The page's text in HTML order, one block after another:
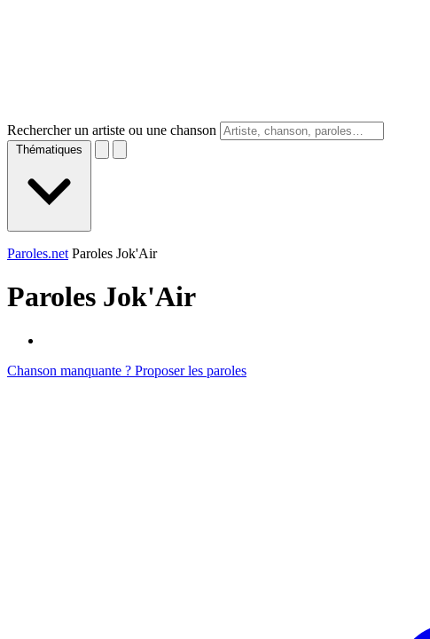
Rechercher un artiste ou une chanson
Thématiques
Paroles.net Paroles Jok'Air
Paroles Jok'Air
Chanson manquante ? Proposer les paroles